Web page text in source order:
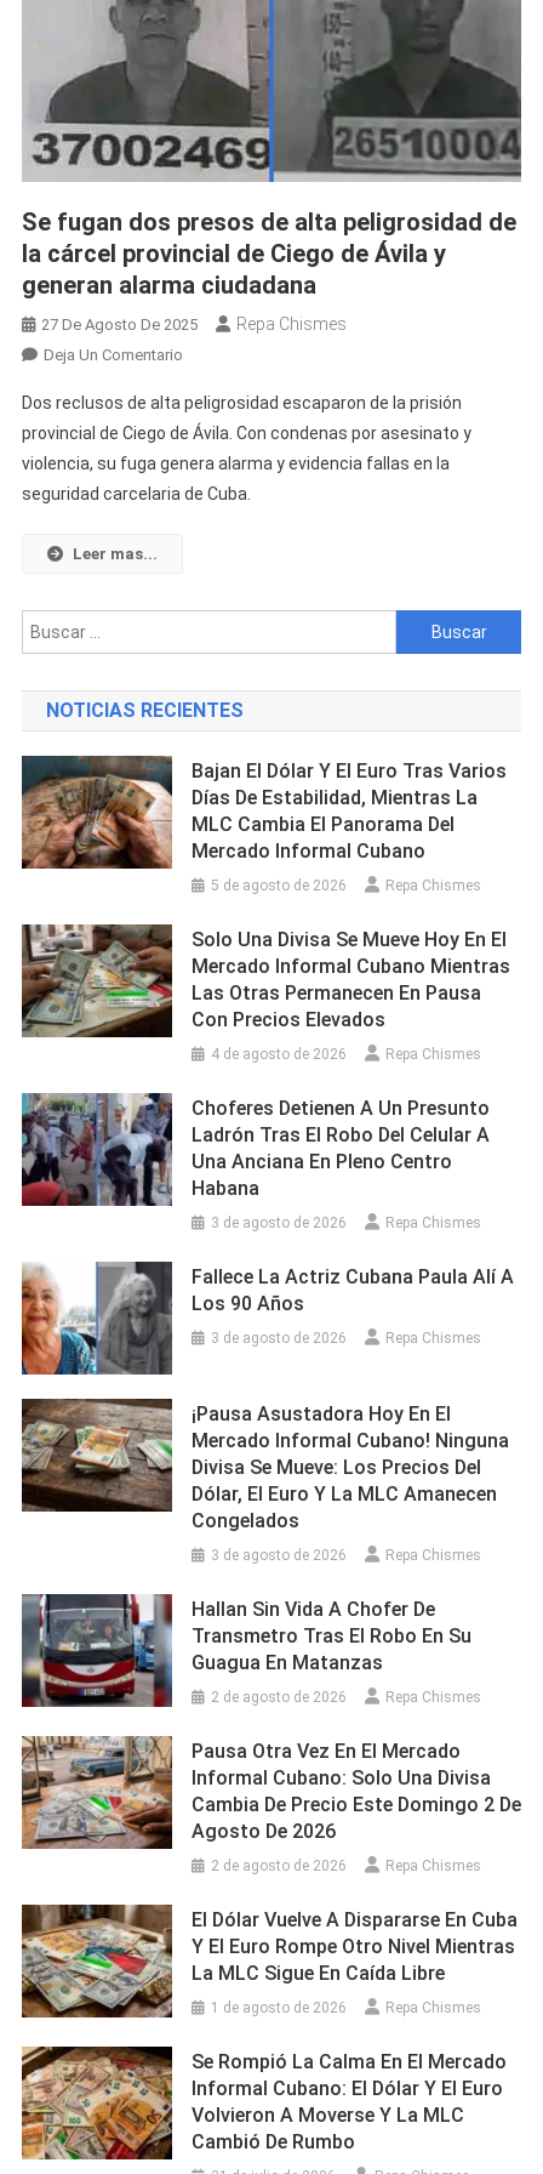
Se fugan dos presos de alta peligrosidad de
la cárcel provincial de Ciego de Ávila y
generan alarma ciudadana
27 De Agosto De 2025 Repa Chismes
Deja Un ComentarioEn
Fugan
Dos
Presos
De
De
Ciego
Ávila
Generan
Alarma
Ciudadana
Dos reclusos de alta peligrosidad escaparon de la prisión
provincial de Ciego de Ávila. Con condenas por asesinato y
violencia, su fuga genera alarma y evidencia fallas en la
seguridad carcelaria de Cuba.
Leer mas...
Buscar:
NOTICIAS RECIENTES
Bajan El Dólar Y El Euro Tras Varios
Días De Estabilidad, Mientras La
MLC Cambia El Panorama Del
Mercado Informal Cubano
5 de agosto de 2026 Repa Chismes
Solo Una Divisa Se Mueve Hoy En El
Mercado Informal Cubano Mientras
Las Otras Permanecen En Pausa
Con Precios Elevados
4 de agosto de 2026 Repa Chismes
Choferes Detienen A Un Presunto
Ladrón Tras El Robo Del Celular A
Una Anciana En Pleno Centro
Habana
3 de agosto de 2026 Repa Chismes
Fallece La Actriz Cubana Paula Alí A
Los 90 Años
3 de agosto de 2026 Repa Chismes
¡Pausa Asustadora Hoy En El
Mercado Informal Cubano! Ninguna
Divisa Se Mueve: Los Precios Del
Dólar, El Euro Y La MLC Amanecen
Congelados
3 de agosto de 2026 Repa Chismes
Hallan Sin Vida A Chofer De
Transmetro Tras El Robo En Su
Guagua En Matanzas
2 de agosto de 2026 Repa Chismes
Pausa Otra Vez En El Mercado
Informal Cubano: Solo Una Divisa
Cambia De Precio Este Domingo 2 De
Agosto De 2026
2 de agosto de 2026 Repa Chismes
El Dólar Vuelve A Dispararse En Cuba
Y El Euro Rompe Otro Nivel Mientras
La MLC Sigue En Caída Libre
1 de agosto de 2026 Repa Chismes
Se Rompió La Calma En El Mercado
Informal Cubano: El Dólar Y El Euro
Volvieron A Moverse Y La MLC
Cambió De Rumbo